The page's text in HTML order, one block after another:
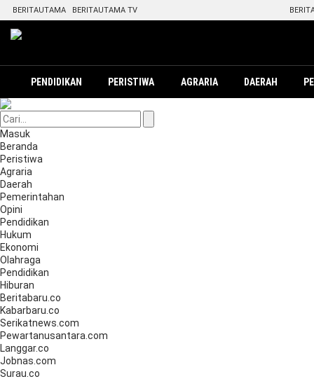
BERITAUTAMA BERITAUTAMA TV
PENDIDIKAN PERISTIWA AGRARIA DAERAH
Masuk
Beranda
Peristiwa
Agraria
Daerah
Pemerintahan
Opini
Pendidikan
Hukum
Ekonomi
Olahraga
Pendidikan
Hiburan
Beritabaru.co
Kabarbaru.co
Serikatnews.com
Pewartanusantara.com
Langgar.co
Jobnas.com
Surau.co